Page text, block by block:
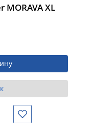
XL
Избранное